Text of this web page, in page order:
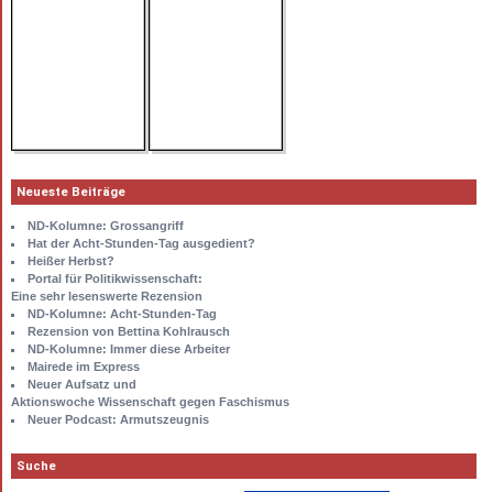
Neueste Beiträge
ND-Kolumne: Grossangriff
Hat der Acht-Stunden-Tag ausgedient?
Heißer Herbst?
Portal für Politikwissenschaft:
Eine sehr lesenswerte Rezension
ND-Kolumne: Acht-Stunden-Tag
Rezension von Bettina Kohlrausch
ND-Kolumne: Immer diese Arbeiter
Mairede im Express
Neuer Aufsatz und
Aktionswoche Wissenschaft gegen Faschismus
Neuer Podcast: Armutszeugnis
Suche